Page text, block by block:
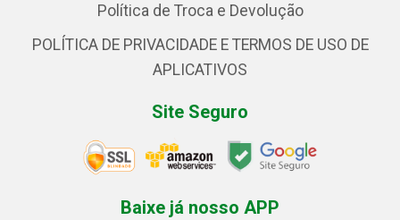
Política de Troca e Devolução
POLÍTICA DE PRIVACIDADE E TERMOS DE USO DE
APLICATIVOS
Site Seguro
Baixe já nosso APP